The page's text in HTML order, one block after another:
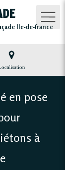
Ile-de-france
en pose
à